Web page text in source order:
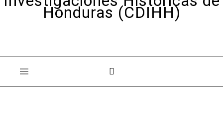
Honduras (CDIHH)